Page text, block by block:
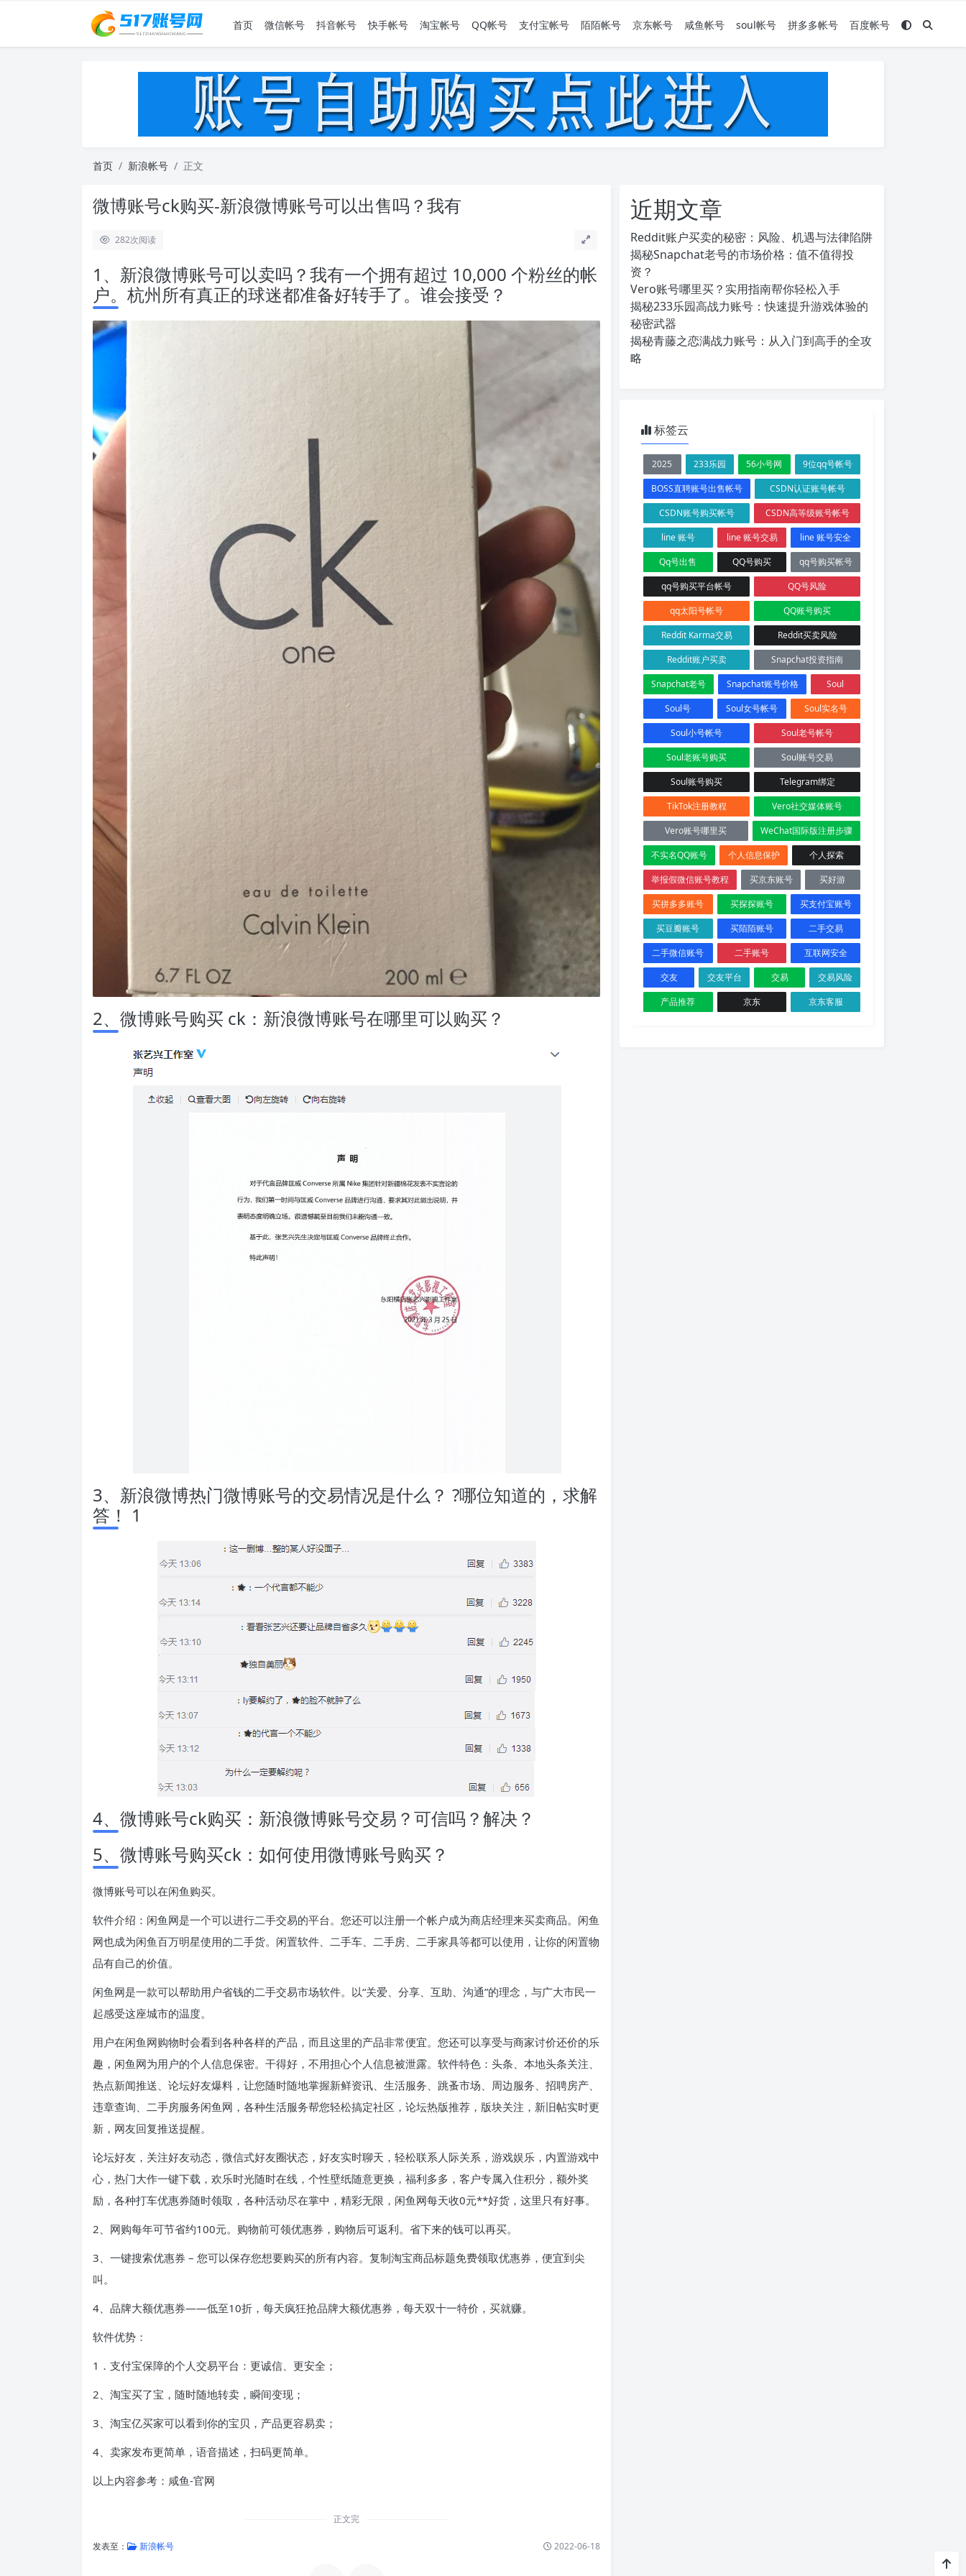
首页 微信帐号 抖音帐号 快手帐号 淘宝帐号 QQ帐号 支付宝帐号 陌陌帐号 京东帐号 咸鱼帐号 soul帐号 拼多多帐号 百度帐号
首页 新浪帐号 正文
微博账号ck购买-新浪微博账号可以出售吗？我有
282次阅读
1、新浪微博账号可以卖吗？我有一个拥有超过 10,000 个粉丝的帐
户。杭州所有真正的球迷都准备好转手了。谁会接受？
2、微博账号购买 ck：新浪微博账号在哪里可以购买？
3、新浪微博热门微博账号的交易情况是什么？ ?哪位知道的，求解
答！ 1
4、微博账号ck购买：新浪微博账号交易？可信吗？解决？
5、微博账号购买ck：如何使用微博账号购买？
微博账号可以在闲鱼购买。
软件介绍：闲鱼网是一个可以进行二手交易的平台。您还可以注册一个帐户成为商店经理来买卖商品。闲鱼
网也成为闲鱼百万明星使用的二手货。闲置软件、二手车、二手房、二手家具等都可以使用，让你的闲置物
品有自己的价值。
闲鱼网是一款可以帮助用户省钱的二手交易市场软件。以“关爱、分享、互助、沟通”的理念，与广大市民一
起感受这座城市的温度。
用户在闲鱼网购物时会看到各种各样的产品，而且这里的产品非常便宜。您还可以享受与商家讨价还价的乐
趣，闲鱼网为用户的个人信息保密。干得好，不用担心个人信息被泄露。软件特色：头条、本地头条关注、
热点新闻推送、论坛好友爆料，让您随时随地掌握新鲜资讯、生活服务、跳蚤市场、周边服务、招聘房产、
违章查询、二手房服务闲鱼网，各种生活服务帮您轻松搞定社区，论坛热版推荐，版块关注，新旧帖实时更
新，网友回复推送提醒。
论坛好友，关注好友动态，微信式好友圈状态，好友实时聊天，轻松联系人际关系，游戏娱乐，内置游戏中
心，热门大作一键下载，欢乐时光随时在线，个性壁纸随意更换，福利多多，客户专属入住积分，额外奖
励，各种打车优惠券随时领取，各种活动尽在掌中，精彩无限，闲鱼网每天收0元**好货，这里只有好事。
2、网购每年可节省约100元。购物前可领优惠券，购物后可返利。省下来的钱可以再买。
3、一键搜索优惠券 – 您可以保存您想要购买的所有内容。复制淘宝商品标题免费领取优惠券，便宜到尖
叫。
4、品牌大额优惠券——低至10折，每天疯狂抢品牌大额优惠券，每天双十一特价，买就赚。
软件优势：
1．支付宝保障的个人交易平台：更诚信、更安全；
2、淘宝买了宝，随时随地转卖，瞬间变现；
3、淘宝亿买家可以看到你的宝贝，产品更容易卖；
4、卖家发布更简单，语音描述，扫码更简单。
以上内容参考：咸鱼-官网
正文完
发表至： 新浪帐号 2022-06-18
近期文章
Reddit账户买卖的秘密：风险、机遇与法律陷阱
揭秘Snapchat老号的市场价格：值不值得投
资？
Vero账号哪里买？实用指南帮你轻松入手
揭秘233乐园高战力账号：快速提升游戏体验的
秘密武器
揭秘青藤之恋满战力账号：从入门到高手的全攻
略
标签云
2025 233乐园 56小号网
9位qq号帐号
BOSS直聘账号出售帐号
CSDN认证账号帐号
CSDN账号购买帐号
CSDN高等级账号帐号
line 账号
line 账号交易
line 账号安全
Qq号出售
QQ号购买
qq号购买帐号
qq号购买平台帐号
QQ号风险
qq太阳号帐号
QQ账号购买
Reddit Karma交易
Reddit买卖风险
Reddit账户买卖
Snapchat投资指南
Snapchat老号
Snapchat账号价格
Soul
Soul号
Soul女号帐号
Soul实名号
Soul小号帐号
Soul老号帐号
Soul老账号购买
Soul账号交易
Soul账号购买
Telegram绑定
TikTok注册教程
Vero社交媒体账号
Vero账号哪里买
WeChat国际版注册步骤
不实名QQ账号
个人信息保护
个人探索
举报假微信账号教程
买京东账号
买好游
买拼多多账号
买探探账号
买支付宝账号
买豆瓣账号
买陌陌账号
二手交易
二手微信账号
二手账号
互联网安全
交友
交友平台 交易
交易风险
产品推荐
京东 京东客服